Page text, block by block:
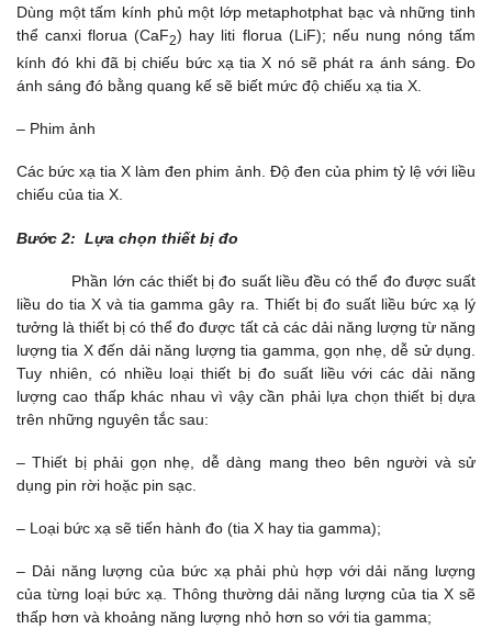
Dùng một tấm kính phủ một lớp metaphotphat bạc và những tinh
thể canxi florua (CaF2) hay liti florua (LiF); nếu nung nóng tấm
kính đó khi đã bị chiếu bức xạ tia X nó sẽ phát ra ánh sáng. Đo
ánh sáng đó bằng quang kế sẽ biết mức độ chiếu xạ tia X.
– Phim ảnh
Các bức xạ tia X làm đen phim ảnh. Độ đen của phim tỷ lệ với liều
chiếu của tia X.
Bước 2: Lựa chọn thiết bị đo
Phần lớn các thiết bị đo suất liều đều có thể đo được suất
liều do tia X và tia gamma gây ra. Thiết bị đo suất liều bức xạ lý
tưởng là thiết bị có thể đo được tất cả các dải năng lượng từ năng
lượng tia X đến dải năng lượng tia gamma, gọn nhẹ, dễ sử dụng.
Tuy nhiên, có nhiều loại thiết bị đo suất liều với các dải năng
lượng cao thấp khác nhau vì vậy cần phải lựa chọn thiết bị dựa
trên những nguyên tắc sau:
– Thiết bị phải gọn nhẹ, dễ dàng mang theo bên người và sử
dụng pin rời hoặc pin sạc.
– Loại bức xạ sẽ tiến hành đo (tia X hay tia gamma);
– Dải năng lượng của bức xạ phải phù hợp với dải năng lượng
của từng loại bức xạ. Thông thường dải năng lượng của tia X sẽ
thấp hơn và khoảng năng lượng nhỏ hơn so với tia gamma;